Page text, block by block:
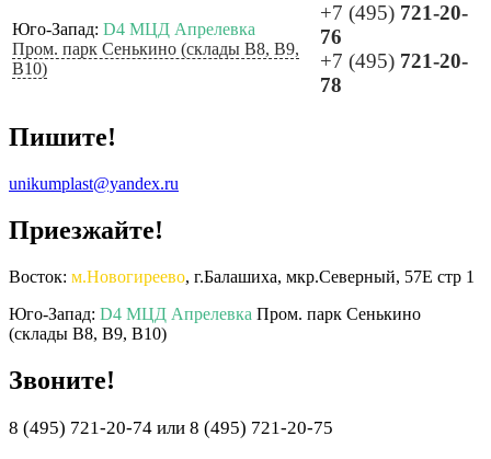
Юго-Запад: D4 МЦД Апрелевка
Пром. парк Сенькино (склады B8, B9,
B10)
+7 (495) 721-20-
76
+7 (495) 721-20-
78
Пишите!
unikumplast@yandex.ru
Приезжайте!
Восток: м.Новогиреево, г.Балашиха, мкр.Северный, 57Е стр 1
Юго-Запад: D4 МЦД Апрелевка Пром. парк Сенькино
(склады B8, B9, B10)
Звоните!
8 (495) 721-20-74 или 8 (495) 721-20-75